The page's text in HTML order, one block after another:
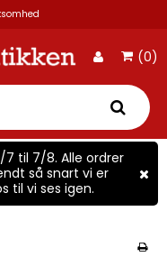
(0)
til 7/8. Alle ordrer
så snart vi er
til vi ses igen.